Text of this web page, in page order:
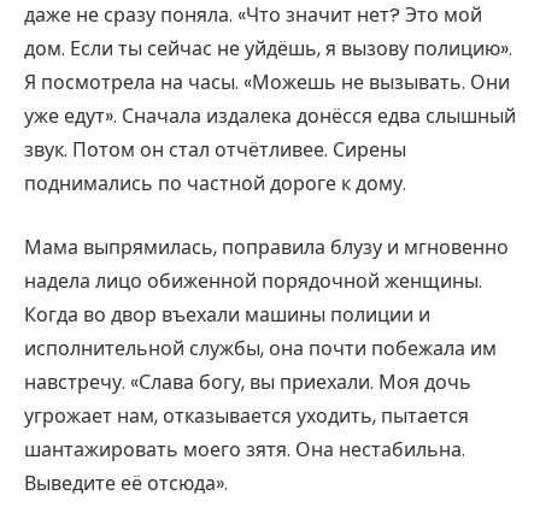
даже не сразу поняла. «Что значит нет? Это мой
дом. Если ты сейчас не уйдёшь, я вызову полицию».
Я посмотрела на часы. «Можешь не вызывать. Они
уже едут». Сначала издалека донёсся едва слышный
звук. Потом он стал отчётливее. Сирены
поднимались по частной дороге к дому.
Мама выпрямилась, поправила блузу и мгновенно
надела лицо обиженной порядочной женщины.
Когда во двор въехали машины полиции и
исполнительной службы, она почти побежала им
навстречу. «Слава богу, вы приехали. Моя дочь
угрожает нам, отказывается уходить, пытается
шантажировать моего зятя. Она нестабильна.
Выведите её отсюда».